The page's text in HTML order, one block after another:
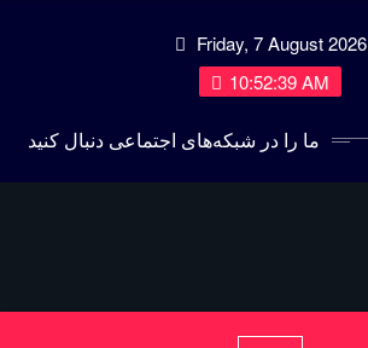
Friday, 7 August 2026
10:52:40 AM
ما را در شبکه‌های اجتماعی دنبال کنید